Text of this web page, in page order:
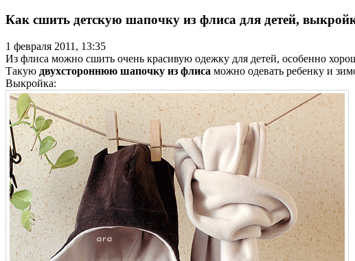
Как сшить детскую шапочку из флиса для детей,
1 февраля 2011, 13:35
Из флиса можно сшить очень красивую одежку для детей, особенно
Такую двухстороннюю шапочку из флиса можно одевать ребенку и
Выкройка: